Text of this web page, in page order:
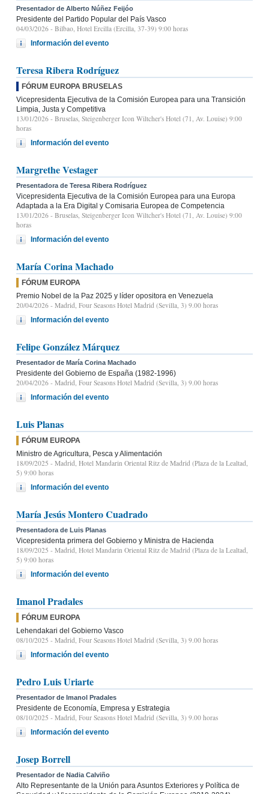
Presentador de Alberto Núñez Feijóo
Presidente del Partido Popular del País Vasco
04/03/2026 - Bilbao, Hotel Ercilla (Ercilla, 37-39) 9:00 horas
Información del evento
Teresa Ribera Rodríguez
FÓRUM EUROPA BRUSELAS
Vicepresidenta Ejecutiva de la Comisión Europea para una Transición
Limpia, Justa y Competitiva
13/01/2026 - Bruselas, Steigenberger Icon Wiltcher's Hotel (71, Av. Louise) 9:00
horas
Información del evento
Margrethe Vestager
Presentadora de Teresa Ribera Rodríguez
Vicepresidenta Ejecutiva de la Comisión Europea para una Europa
Adaptada a la Era Digital y Comisaria Europea de Competencia
13/01/2026 - Bruselas, Steigenberger Icon Wiltcher's Hotel (71, Av. Louise) 9:00
horas
Información del evento
María Corina Machado
FÓRUM EUROPA
Premio Nobel de la Paz 2025 y líder opositora en Venezuela
20/04/2026 - Madrid, Four Seasons Hotel Madrid (Sevilla, 3) 9.00 horas
Información del evento
Felipe González Márquez
Presentador de María Corina Machado
Presidente del Gobierno de España (1982-1996)
20/04/2026 - Madrid, Four Seasons Hotel Madrid (Sevilla, 3) 9.00 horas
Información del evento
Luis Planas
FÓRUM EUROPA
Ministro de Agricultura, Pesca y Alimentación
18/09/2025 - Madrid, Hotel Mandarin Oriental Ritz de Madrid (Plaza de la Lealtad,
5) 9:00 horas
Información del evento
María Jesús Montero Cuadrado
Presentadora de Luis Planas
Vicepresidenta primera del Gobierno y Ministra de Hacienda
18/09/2025 - Madrid, Hotel Mandarin Oriental Ritz de Madrid (Plaza de la Lealtad,
5) 9:00 horas
Información del evento
Imanol Pradales
FÓRUM EUROPA
Lehendakari del Gobierno Vasco
08/10/2025 - Madrid, Four Seasons Hotel Madrid (Sevilla, 3) 9.00 horas
Información del evento
Pedro Luis Uriarte
Presentador de Imanol Pradales
Presidente de Economía, Empresa y Estrategia
08/10/2025 - Madrid, Four Seasons Hotel Madrid (Sevilla, 3) 9.00 horas
Información del evento
Josep Borrell
Presentador de Nadia Calviño
Alto Representante de la Unión para Asuntos Exteriores y Política de